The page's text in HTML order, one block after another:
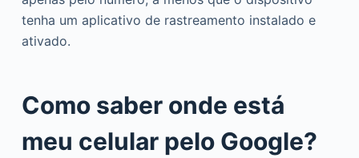
tenha um aplicativo de rastreamento instalado e
ativado.
Como saber onde está
meu celular pelo Google?